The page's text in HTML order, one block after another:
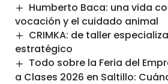
Humberto Baca: una vida
vocación y el cuidado animal
CRIMKA: de taller
estratégico
Todo sobre la Feria del
a Clases 2026 en Saltillo: